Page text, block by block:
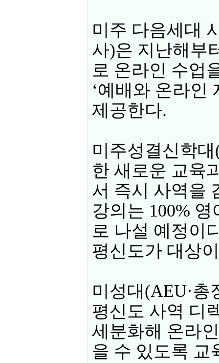
미주 다음세대
사)은 지난해부
로 온라인 수업
‘예배와 온라인
제공한다.
미주성결신학
한 새로운 교육
서 즉시 사역을
강의는 100%
로 나설 예정이
평신도가 대상
미성대(AEU·
평신도 사역 디
세분화해 온라
을 수 있도록 교